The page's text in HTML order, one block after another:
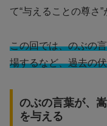
て“与えることの尊さ
この回では、のぶの
場するなど、過去の
のぶの言葉が、
を与える